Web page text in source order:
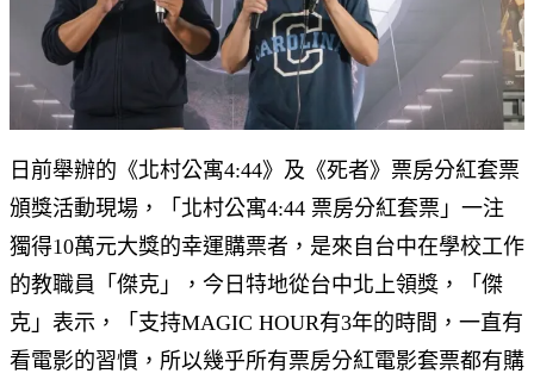
日前舉辦的《北村公寓4:44》及《死者》票房分紅套票
頒獎活動現場，「北村公寓4:44 票房分紅套票」一注
獨得10萬元大獎的幸運購票者，是來自台中在學校工作
的教職員「傑克」，今日特地從台中北上領獎，「傑
克」表示，「支持MAGIC HOUR有3年的時間，一直有
看電影的習慣，所以幾乎所有票房分紅電影套票都有購